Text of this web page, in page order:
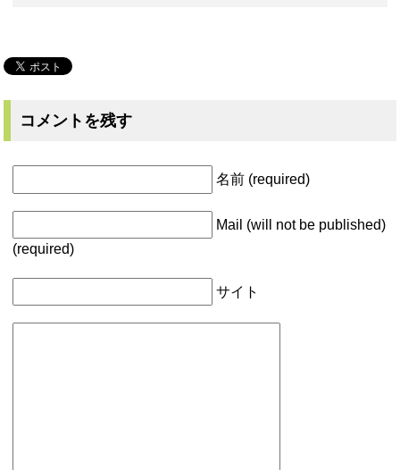
コメントを残す
名前 (required)
Mail (will not be published)
(required)
サイト